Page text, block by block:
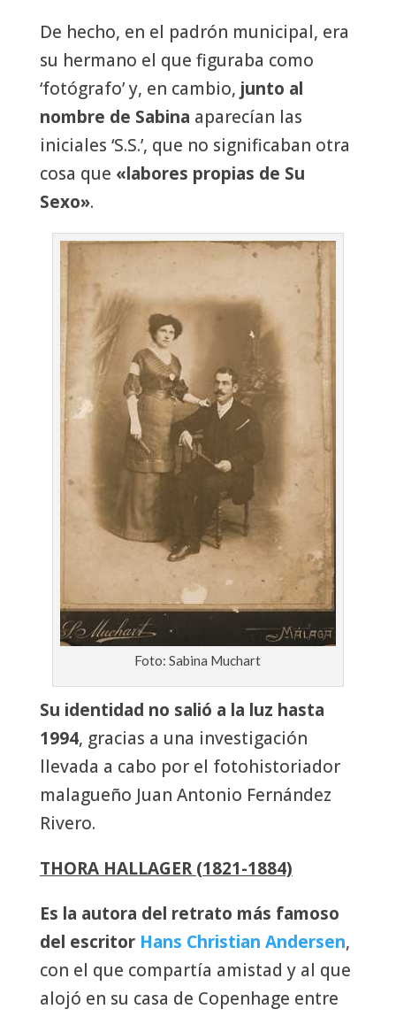
De hecho, en el padrón municipal, era
su hermano el que figuraba como
‘fotógrafo’ y, en cambio, junto al
nombre de Sabina aparecían las
iniciales ‘S.S.’, que no significaban otra
cosa que «labores propias de Su
Sexo».
Foto: Sabina Muchart
Su identidad no salió a la luz hasta
1994, gracias a una investigación
llevada a cabo por el fotohistoriador
malagueño Juan Antonio Fernández
Rivero.
THORA HALLAGER (1821-1884)
Es la autora del retrato más famoso
del escritor Hans Christian Andersen,
con el que compartía amistad y al que
alojó en su casa de Copenhage entre